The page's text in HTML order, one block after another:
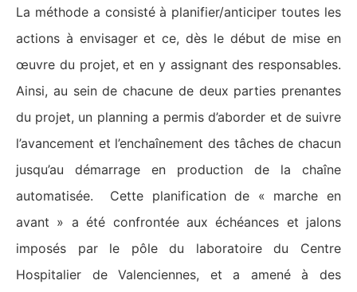
La méthode a consisté à planifier/anticiper toutes les
actions à envisager et ce, dès le début de mise en
œuvre du projet, et en y assignant des responsables.
Ainsi, au sein de chacune de deux parties prenantes
du projet, un planning a permis d’aborder et de suivre
l’avancement et l’enchaînement des tâches de chacun
jusqu’au démarrage en production de la chaîne
automatisée. Cette planification de « marche en
avant » a été confrontée aux échéances et jalons
imposés par le pôle du laboratoire du Centre
Hospitalier de Valenciennes, et a amené à des